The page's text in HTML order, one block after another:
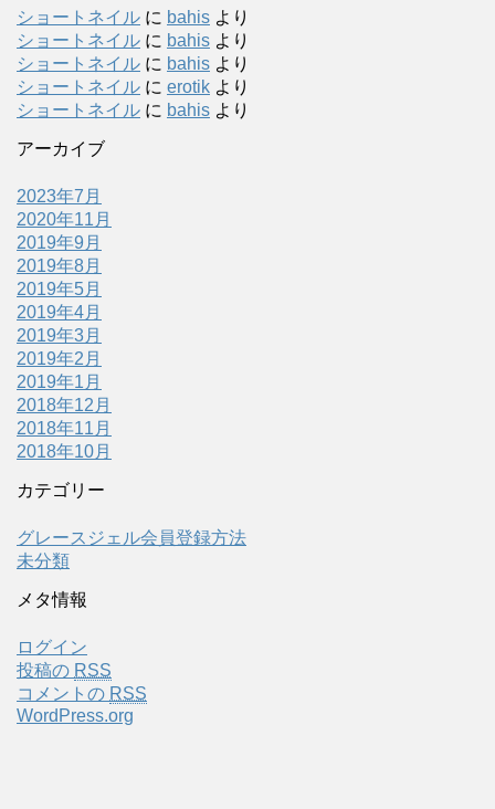
ショートネイル に bahis より
ショートネイル に bahis より
ショートネイル に bahis より
ショートネイル に erotik より
ショートネイル に bahis より
アーカイブ
2023年7月
2020年11月
2019年9月
2019年8月
2019年5月
2019年4月
2019年3月
2019年2月
2019年1月
2018年12月
2018年11月
2018年10月
カテゴリー
グレースジェル会員登録方法
未分類
メタ情報
ログイン
投稿の RSS
コメントの RSS
WordPress.org